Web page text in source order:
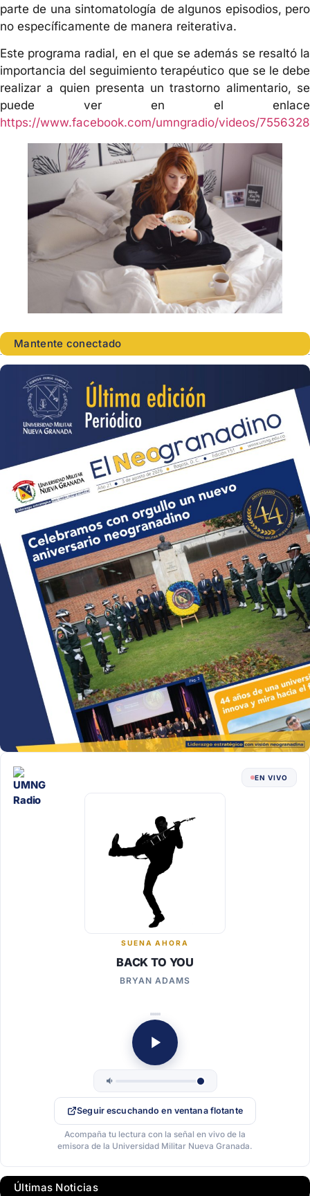
parte de una sintomatología de algunos episodios, pero
no específicamente de manera reiterativa.
Este programa radial, en el que se además se resaltó la
importancia del seguimiento terapéutico que se le debe
realizar a quien presenta un trastorno alimentario, se
puede ver en el enlace
https://www.facebook.com/umngradio/videos/
Mantente conectado
EN VIVO
SUENA AHORA
BACK TO YOU
BRYAN ADAMS
Seguir escuchando en ventana flotante
Acompaña tu lectura con la señal en vivo de la
emisora de la Universidad Militar Nueva Granada.
Últimas Noticias